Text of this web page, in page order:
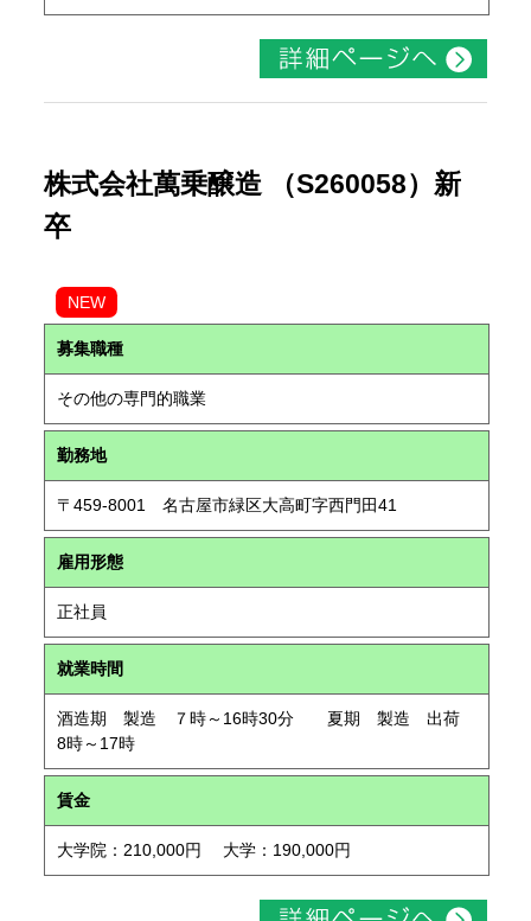
株式会社萬乗醸造 （S260058）新
卒
NEW
募集職種
その他の専門的職業
勤務地
〒459-8001 名古屋市緑区大高町字西門田41
雇用形態
正社員
就業時間
酒造期 製造 ７時～16時30分 夏期 製造 出荷
8時～17時
賃金
大学院：210,000円 大学：190,000円